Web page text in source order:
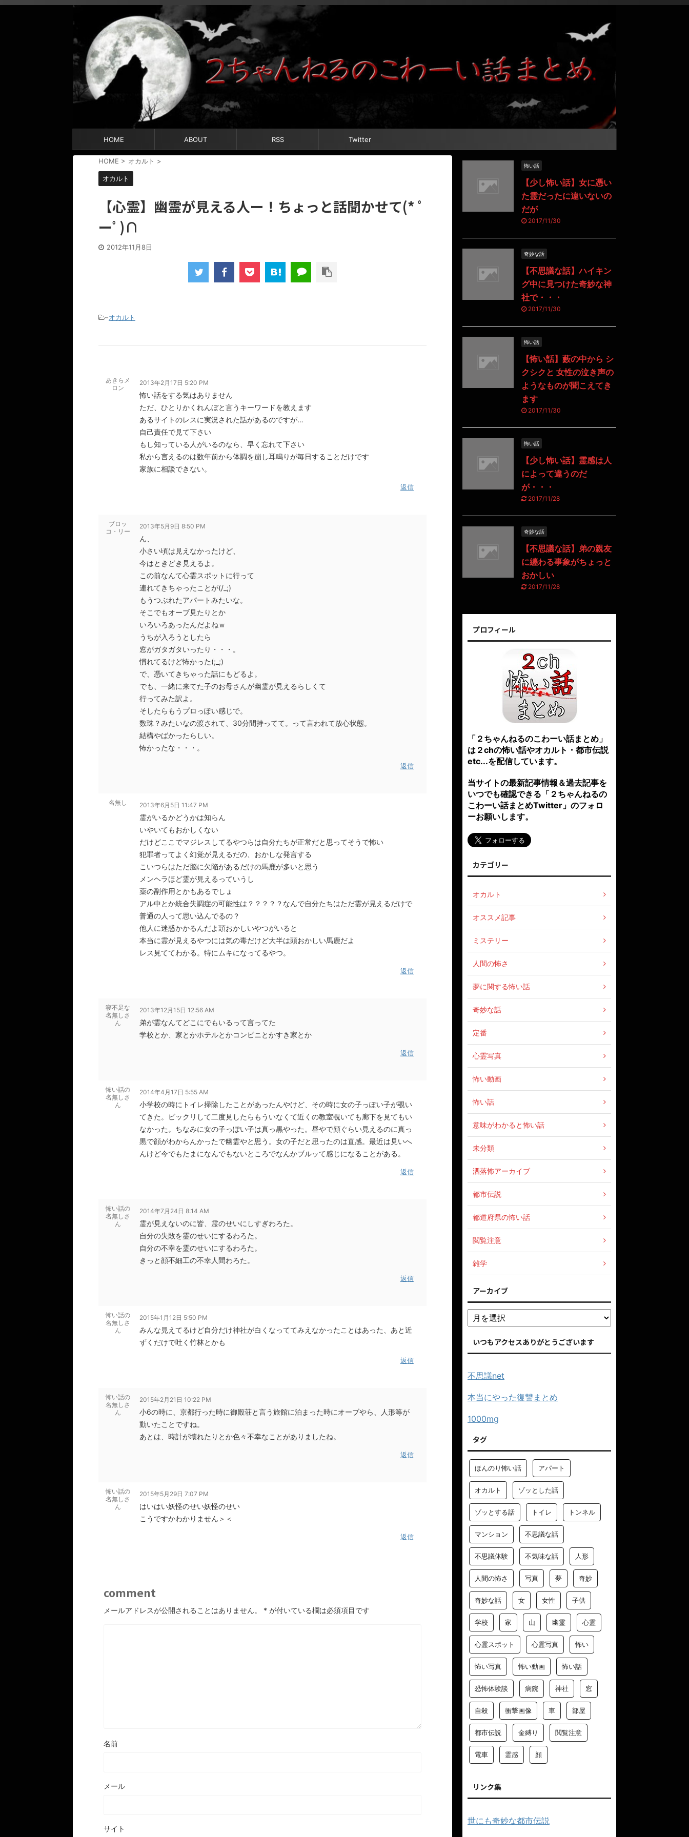
HOME ABOUT RSS Twitter
HOME > オカルト >
オカルト
【心霊】幽霊が見える人ー！ちょっと話聞かせて(* ﾟ
ーﾟ)∩
2012年11月8日
-オカルト
あきらメ
ロン
2013年2月17日 5:20 PM
怖い話をする気はありません
ただ、ひとりかくれんぼと言うキーワードを教えます
あるサイトのレスに実況された話があるのですが…
自己責任で見て下さい
もし知っている人がいるのなら、早く忘れて下さい
私から言えるのは数年前から体調を崩し耳鳴りが毎日することだけです
家族に相談できない。
返信
ブロッ
コ・リー
2013年5月9日 8:50 PM
ん、
小さい頃は見えなかったけど、
今はときどき見えるよ。
この前なんて心霊スポットに行って
連れてきちゃったことが(/_;)
もうつぶれたアパートみたいな。
そこでもオーブ見たりとか
いろいろあったんだよねｗ
うちが入ろうとしたら
窓がガタガタいったり・・・。
慣れてるけど怖かった(;_;)
で、憑いてきちゃった話にもどるよ。
でも、一緒に来てた子のお母さんが幽霊が見えるらしくて
行ってみた訳よ。
そしたらもうプロっぽい感じで。
数珠？みたいなの渡されて、30分間持ってて。って言われて放心状態。
結構やばかったらしい。
怖かったな・・・。
返信
名無し 2013年6月5日 11:47 PM
霊がいるかどうかは知らん
いやいてもおかしくない
だけどここでマジレスしてるやつらは自分たちが正常だと思ってそうで怖い
犯罪者ってよく幻覚が見えるだの、おかしな発言する
こいつらはただ脳に欠陥があるだけの馬鹿が多いと思う
メンヘラほど霊が見えるっていうし
薬の副作用とかもあるでしょ
アル中とか統合失調症の可能性は？？？？？なんで自分たちはただ霊が見えるだけで
普通の人って思い込んでるの？
他人に迷惑かかるんだよ頭おかしいやつがいると
本当に霊が見えるやつには気の毒だけど大半は頭おかしい馬鹿だよ
レス見ててわかる。特にムキになってるやつ。
返信
寝不足な
名無しさ
ん
2013年12月15日 12:56 AM
弟が霊なんてどこにでもいるって言ってた
学校とか、家とかホテルとかコンビニとかすき家とか
返信
怖い話の
名無しさ
ん
2014年4月17日 5:55 AM
小学校の時にトイレ掃除したことがあったんやけど、その時に女の子っぽい子が覗い
てきた。ビックリして二度見したらもういなくて近くの教室覗いても廊下を見てもい
なかった。ちなみに女の子っぽい子は真っ黒やった。昼やで顔ぐらい見えるのに真っ
黒で顔がわからんかったで幽霊やと思う。女の子だと思ったのは直感。最近は見いへ
んけど今でもたまになんでもないところでなんかブルッて感じになることがある。
返信
怖い話の
名無しさ
ん
2014年7月24日 8:14 AM
霊が見えないのに皆、霊のせいにしすぎわろた。
自分の失敗を霊のせいにするわろた。
自分の不幸を霊のせいにするわろた。
きっと顔不細工の不幸人間わろた。
返信
怖い話の
名無しさ
ん
2015年1月12日 5:50 PM
みんな見えてるけど自分だけ神社が白くなっててみえなかったことはあった、あと近
ずくだけで吐く竹林とかも
返信
怖い話の
名無しさ
ん
2015年2月21日 10:22 PM
小6の時に、京都行った時に御殿荘と言う旅館に泊まった時にオーブやら、人形等が
動いたことですね。
あとは、時計が壊れたりとか色々不幸なことがありましたね。
返信
怖い話の
名無しさ
ん
2015年5月29日 7:07 PM
はいはい妖怪のせい妖怪のせい
こうですかわかりません＞＜
返信
comment
メールアドレスが公開されることはありません。 * が付いている欄は必須項目です
名前
メール
サイト
怖い話
【少し怖い話】女に憑い
た霊だったに違いないの
だが
2017/11/30
奇妙な話
【不思議な話】ハイキン
グ中に見つけた奇妙な神
社で・・・
2017/11/30
怖い話
【怖い話】藪の中から シ
クシクと 女性の泣き声の
ようなものが聞こえてき
ます
2017/11/30
怖い話
【少し怖い話】霊感は人
によって違うのだ
が・・・
2017/11/28
奇妙な話
【不思議な話】弟の親友
に纏わる事象がちょっと
おかしい
2017/11/28
プロフィール
「２ちゃんねるのこわーい話まとめ」
は２chの怖い話やオカルト・都市伝説
etc...を配信しています。
当サイトの最新記事情報＆過去記事を
いつでも確認できる「２ちゃんねるの
こわーい話まとめTwitter」のフォロ
ーお願いします。
カテゴリー
オカルト
オススメ記事
ミステリー
人間の怖さ
夢に関する怖い話
奇妙な話
定番
心霊写真
怖い動画
怖い話
意味がわかると怖い話
未分類
洒落怖アーカイブ
都市伝説
都道府県の怖い話
閲覧注意
雑学
アーカイブ
いつもアクセスありがとうございます
不思議net
本当にやった復讐まとめ
1000mg
タグ
ほんのり怖い話 アパート
オカルト ゾッとした話
ゾッとする話 トイレ トンネル
マンション 不思議な話
不思議体験 不気味な話 人形
人間の怖さ 写真 夢 奇妙
奇妙な話 女 女性 子供
学校 家 山 幽霊 心霊
心霊スポット 心霊写真 怖い
怖い写真 怖い動画 怖い話
恐怖体験談 病院 神社 窓
自殺 衝撃画像 車 部屋
都市伝説 金縛り 閲覧注意
電車 霊感 顔
リンク集
世にも奇妙な都市伝説